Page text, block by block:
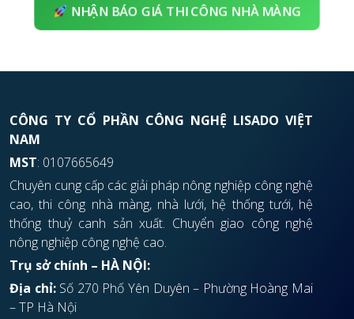
NHẬN BÁO GIÁ THI CÔNG NHÀ MÀNG
CÔNG TY CỔ PHẦN CÔNG NGHỆ LISADO VIỆT
NAM
MST: 0107665649
Chuyên cung cấp các giải pháp nông nghiệp công nghệ
cao, thi công nhà màng, nhà lưới, hệ thống tưới, hệ
thống thuỷ canh sản xuất. Chuyển giao công nghệ
nông nghiệp công nghệ cao.
Trụ sở chính – HÀ NỘI:
Địa chỉ:Số 270 Phố Yên Duyên – Phường Hoàng Mai
– TP Hà Nội